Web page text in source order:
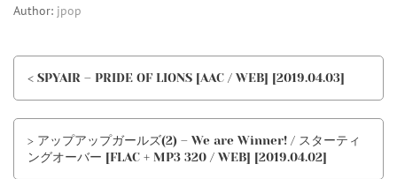
Author: jpop
< SPYAIR – PRIDE OF LIONS [AAC / WEB] [2019.04.03]
> アップアップガールズ(2) – We are Winner! / スターティ
ングオーバー [FLAC + MP3 320 / WEB] [2019.04.02]